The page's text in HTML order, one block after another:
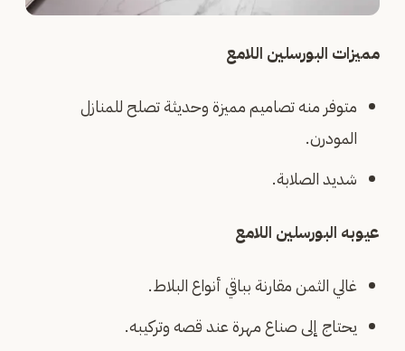
مميزات البورسلين اللامع
متوفر منه تصاميم مميزة وحديثة تصلح للمنازل
المودرن.
شديد الصلابة.
عيوبه البورسلين اللامع
غالي الثمن مقارنة بباقي أنواع البلاط.
يحتاج إلى صناع مهرة عند قصه وتركيبه.